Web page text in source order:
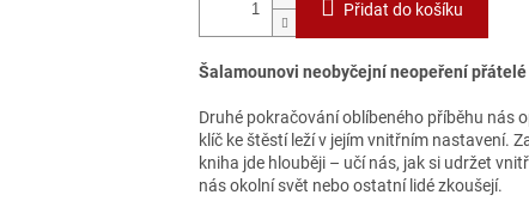
Přidat do košíku
Šalamounovi neobyčejní neopeření přátelé
Druhé pokračování oblíbeného příběhu nás
klíč ke štěstí leží v jejím vnitřním nastavení.
kniha jde hlouběji – učí nás, jak si udržet
nás okolní svět nebo ostatní lidé zkoušejí.